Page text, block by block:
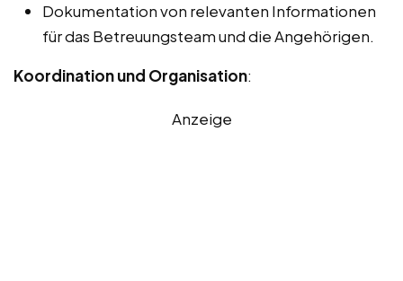
Dokumentation von relevanten Informationen
für das Betreuungsteam und die Angehörigen.
Koordination und Organisation:
Anzeige